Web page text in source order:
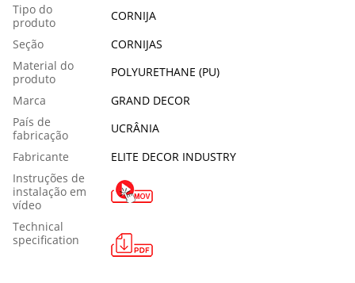
Tipo do
produto
CORNIJA
Seção
CORNIJAS
Material do
produto
POLYURETHANE (PU)
Marca
GRAND DECOR
País de
fabricação
UCRÂNIA
Fabricante
ELITE DECOR INDUSTRY
Instruções de
instalação em
vídeo
Technical
specification